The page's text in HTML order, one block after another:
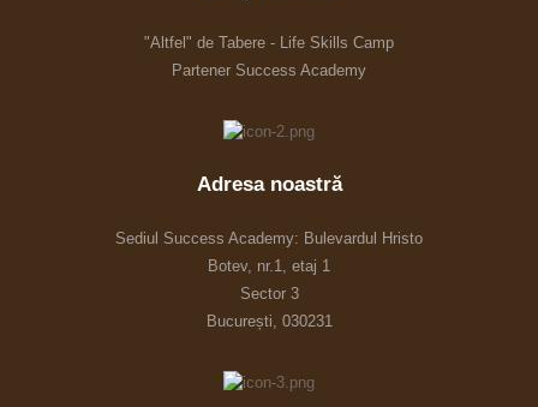
"Altfel" de Tabere - Life Skills Camp
Partener Success Academy
Adresa noastră
Sediul Success Academy: Bulevardul Hristo
Botev, nr.1, etaj 1
Sector 3
București, 030231